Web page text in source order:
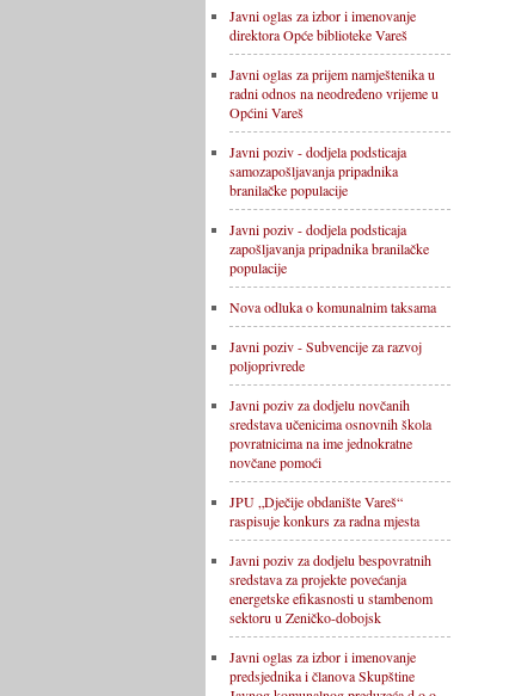
Javni oglas za izbor i imenovanje
direktora Opće biblioteke Vareš
Javni oglas za prijem namještenika u
radni odnos na neodređeno vrijeme u
Općini Vareš
Javni poziv - dodjela podsticaja
samozapošljavanja pripadnika
branilačke populacije
Javni poziv - dodjela podsticaja
zapošljavanja pripadnika branilačke
populacije
Nova odluka o komunalnim taksama
Javni poziv - Subvencije za razvoj
poljoprivrede
Javni poziv za dodjelu novčanih
sredstava učenicima osnovnih škola
povratnicima na ime jednokratne
novčane pomoći
JPU „Dječije obdanište Vareš“
raspisuje konkurs za radna mjesta
Javni poziv za dodjelu bespovratnih
sredstava za projekte povećanja
energetske efikasnosti u stambenom
sektoru u Zeničko-dobojsk
Javni oglas za izbor i imenovanje
predsjednika i članova Skupštine